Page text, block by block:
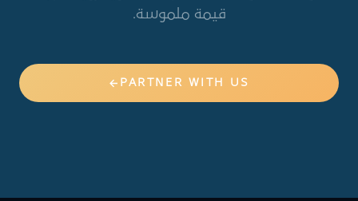
قيمة ملموسة.
PARTNER WITH US